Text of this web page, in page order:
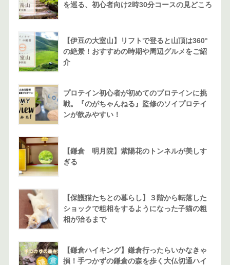
を巡る、初心者向け2時30分コースの見どころ
【伊豆の大室山】リフトで登ると山頂は360°
の絶景！おすすめの時期や周辺グルメをご紹
介
プロテイン初心者が初めてのプロテインに挑
戦。『のがちゃんねる』監修のソイプロテイ
ンが飲みやすい！
【鎌倉 明月院】紫陽花のトンネルが美しす
ぎる
【保護猫たちとの暮らし】３階から転落した
ショックで粗相をするようになった子猫の粗
相が治るまで
【鎌倉ハイキング】鎌倉行ったらいかなきゃ
損！手つかずの鎌倉の森を歩く大仏切通ハイ